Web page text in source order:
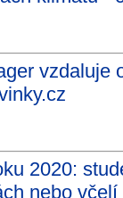
vzdaluje
2020:
nebo